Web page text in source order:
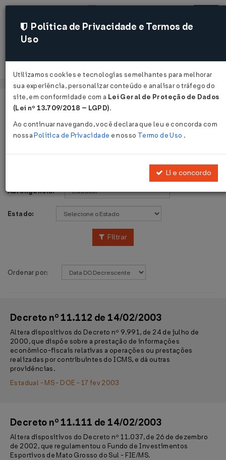
Acessar
Página Inicial Legislações
Legislações
Abrangência:
Estado:
Filtrar
Ordenar por:
Decreto nº 11.112 de 14/02/2003
Altera dispositivos do Decreto nº 9.991, de 24 de julho de
2000, que dispõe sobre a prestação de informações
econômico-fiscais relativas a operações ou prestações
realizadas por contribuintes do ICMS, e dá outras
providências.
Estadual - MS - DOE - 17 fev 2003
Decreto nº 11.111 de 14/02/2003
Altera dispositivos do Decreto nº 11.037, de 26 de dezembro
de 2002, que regulamentou o Fundo de Investimentos
Esportivos de Mato Grosso do Sul - FIE/MS.
Política de Privacidade e Termos de
Uso
Utilizamos cookies e tecnologias semelhantes para melhorar
sua experiência, personalizar conteúdo e analisar o tráfego do
site, em conformidade com a Lei Geral de Proteção de Dados
(Lei nº 13.709/2018 – LGPD).
Ao continuar navegando, você declara que leu e concorda com
nossaPolítica de Privacidade e nosso Termo de Uso .
Li e concordo